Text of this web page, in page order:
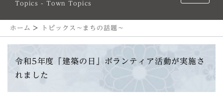
Topics - Town Topics
ホーム > トピックス～まちの話題～
令和5年度「建築の日」ボランティア活動が実施さ
れました